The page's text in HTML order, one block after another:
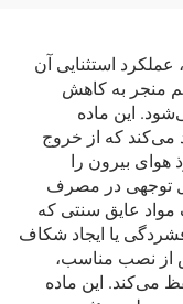
استثنایی آن
منجر به کاهش
این ماده
می‌کند که از خروج
بیرون را
توجهی در مصرف
مواد عایق سنتی که
یا ایجاد شکاف
از نصب مناسب،
می‌کند. این ماده